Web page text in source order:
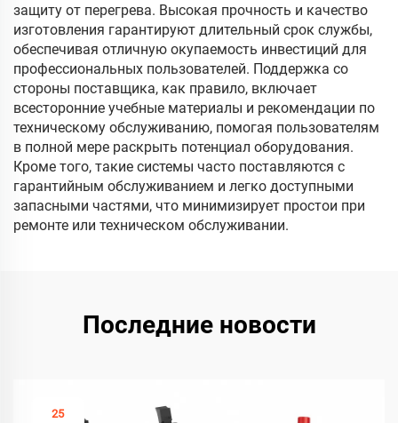
защиту от перегрева. Высокая прочность и качество
изготовления гарантируют длительный срок службы,
обеспечивая отличную окупаемость инвестиций для
профессиональных пользователей. Поддержка со
стороны поставщика, как правило, включает
всесторонние учебные материалы и рекомендации по
техническому обслуживанию, помогая пользователям
в полной мере раскрыть потенциал оборудования.
Кроме того, такие системы часто поставляются с
гарантийным обслуживанием и легко доступными
запасными частями, что минимизирует простои при
ремонте или техническом обслуживании.
Последние новости
25